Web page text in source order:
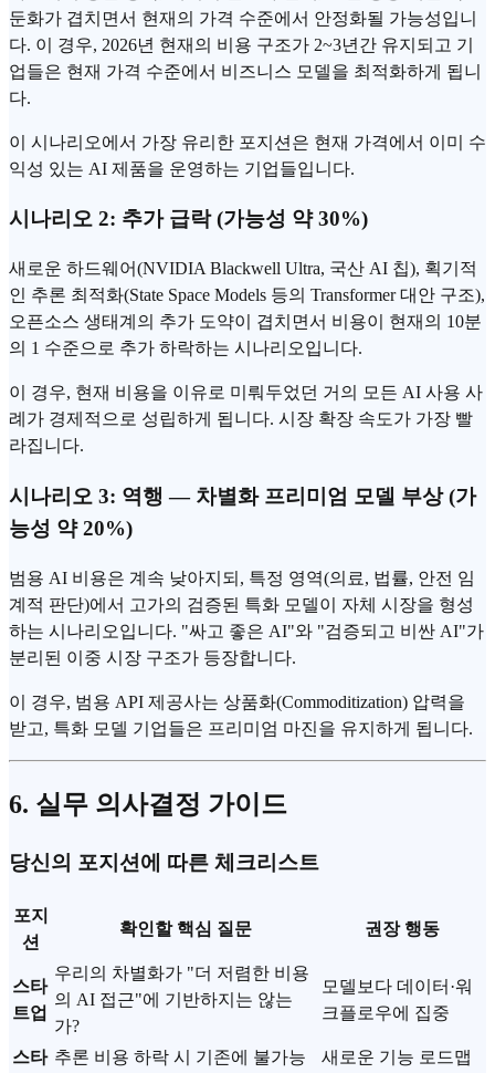
둔화가 겹치면서 현재의 가격 수준에서 안정화될 가능성입니
다. 이 경우, 2026년 현재의 비용 구조가 2~3년간 유지되고 기
업들은 현재 가격 수준에서 비즈니스 모델을 최적화하게 됩니
다.
이 시나리오에서 가장 유리한 포지션은 현재 가격에서 이미 수
익성 있는 AI 제품을 운영하는 기업들입니다.
시나리오 2: 추가 급락 (가능성 약 30%)
새로운 하드웨어(NVIDIA Blackwell Ultra, 국산 AI 칩), 획기적
인 추론 최적화(State Space Models 등의 Transformer 대안 구조),
오픈소스 생태계의 추가 도약이 겹치면서 비용이 현재의 10분
의 1 수준으로 추가 하락하는 시나리오입니다.
이 경우, 현재 비용을 이유로 미뤄두었던 거의 모든 AI 사용 사
례가 경제적으로 성립하게 됩니다. 시장 확장 속도가 가장 빨
라집니다.
시나리오 3: 역행 — 차별화 프리미엄 모델 부상 (가
능성 약 20%)
범용 AI 비용은 계속 낮아지되, 특정 영역(의료, 법률, 안전 임
계적 판단)에서 고가의 검증된 특화 모델이 자체 시장을 형성
하는 시나리오입니다. "싸고 좋은 AI"와 "검증되고 비싼 AI"가
분리된 이중 시장 구조가 등장합니다.
이 경우, 범용 API 제공사는 상품화(Commoditization) 압력을
받고, 특화 모델 기업들은 프리미엄 마진을 유지하게 됩니다.
6. 실무 의사결정 가이드
당신의 포지션에 따른 체크리스트
포지
션
확인할 핵심 질문 권장 행동
스타
트업
우리의 차별화가 "더 저렴한 비용
의 AI 접근"에 기반하지는 않는
가?
모델보다 데이터·워
크플로우에 집중
스타 추론 비용 하락 시 기존에 불가능 새로운 기능 로드맵